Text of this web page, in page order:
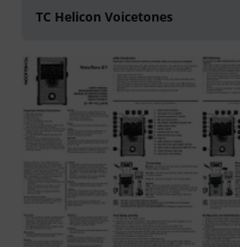
TC Helicon Voicetones